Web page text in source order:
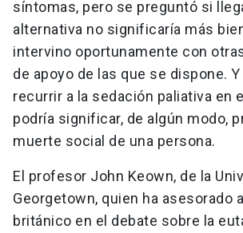
síntomas, pero se preguntó si
alternativa no significaría más
intervino oportunamente con
de apoyo de las que se dispone.
recurrir a la sedación paliativa en
podría significar, de algún modo,
muerte social de una persona.
El profesor John Keown, de la
Georgetown, quien ha asesorado
británico en el debate sobre la